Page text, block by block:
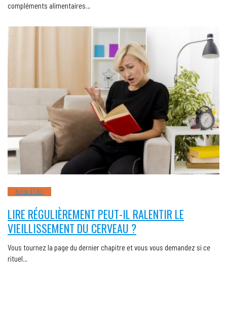
compléments alimentaires…
BIEN ÊTRE
LIRE RÉGULIÈREMENT PEUT-IL RALENTIR LE
VIEILLISSEMENT DU CERVEAU ?
Vous tournez la page du dernier chapitre et vous vous demandez si ce
rituel…